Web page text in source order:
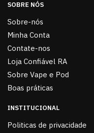
SOBRE NÓS
Sobre-nós
Minha Conta
Contate-nos
Loja Confiável RA
Sobre Vape e Pod
Boas práticas
INSTITUCIONAL
Politicas de privacidade